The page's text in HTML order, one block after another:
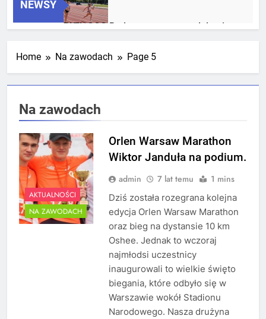
NEWSY
RLTL GGG Radom z trzema medalami
1 Tydzień Temu
medalowej mistrzostw Polski U23 w
Krakowie
3 Tygodnie Temu
Home Na zawodach Page 5
Na zawodach
AKTUALNOŚCI
NA ZAWODACH
Orlen Warsaw Marathon
Wiktor Janduła na podium.
admin 7 lat temu 1 mins
Dziś została rozegrana kolejna
edycja Orlen Warsaw Marathon
oraz bieg na dystansie 10 km
Oshee. Jednak to wczoraj
najmłodsi uczestnicy
inaugurowali to wielkie święto
biegania, które odbyło się w
Warszawie wokół Stadionu
Narodowego. Nasza drużyna